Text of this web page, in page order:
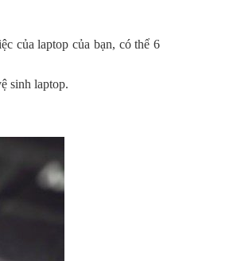
của laptop của bạn, có thể 6
sinh laptop.